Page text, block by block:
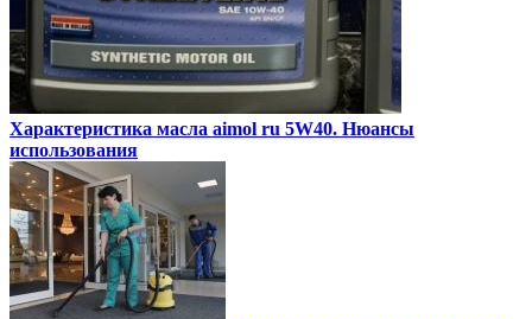
Характеристика масла aimol ru 5W40. Нюансы
использования